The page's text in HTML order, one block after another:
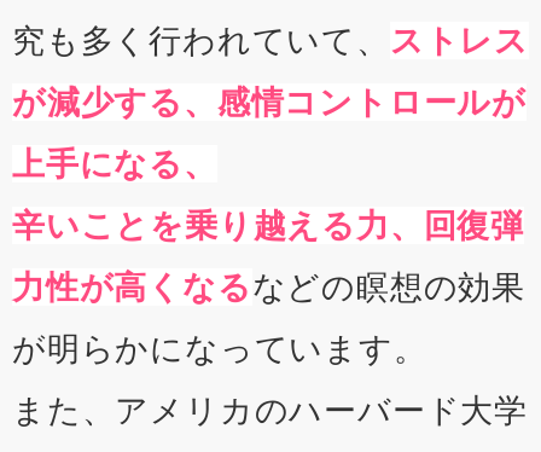
究も多く行われていて、 ストレス
が減少する、感情コントロールが
上手になる、
辛いことを乗り越える力、回復弾
力性が高くなるなどの瞑想の効果
が明らかになっています。
また、アメリカのハーバード大学